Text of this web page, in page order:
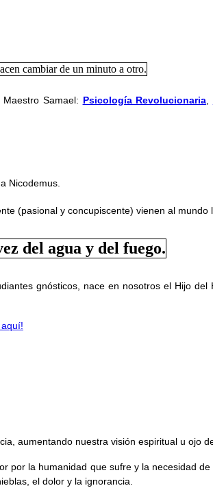
Samael: Psicología Revolucionaria
Nicodemus.
(pasional y concupiscente) vienen al
gnósticos, nace en nosotros el Hijo
aumentando nuestra visión espiritual u ojo
por la humanidad que sufre y la necesidad de
el dolor y la ignorancia.